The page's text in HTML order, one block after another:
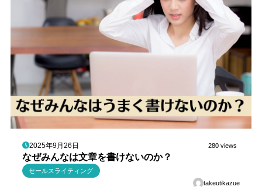
2025年9月26日 280 views
なぜみんなは文章を書けないのか？
セールスライティング
takeutikazue